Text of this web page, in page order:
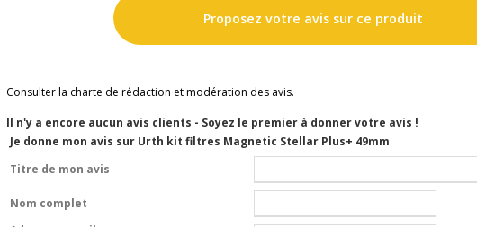
Proposez votre avis sur ce produit
Consulter la charte de rédaction et modération des avis.
Il n'y a encore aucun avis clients - Soyez le premier à donner votre avis !
Je donne mon avis sur Urth kit filtres Magnetic Stellar Plus+ 49mm
Titre de mon avis
Nom complet